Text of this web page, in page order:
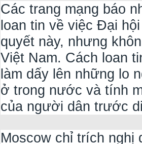
Các trang mạng báo
loan tin về việc Đại
quyết này, nhưng
Việt Nam. Cách loan
làm dấy lên những lo
ở trong nước và tính
của người dân trước
Moscow chỉ trích nghị